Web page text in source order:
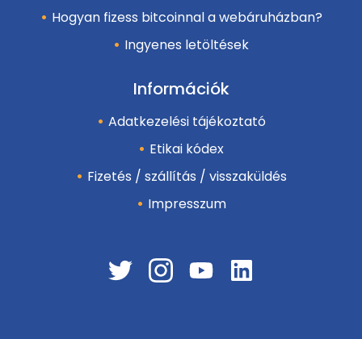
Hogyan fizess bitcoinnal a webáruházban?
Ingyenes letöltések
Információk
Adatkezelési tájékoztató
Etikai kódex
Fizetés / szállítás / visszaküldés
Impresszum